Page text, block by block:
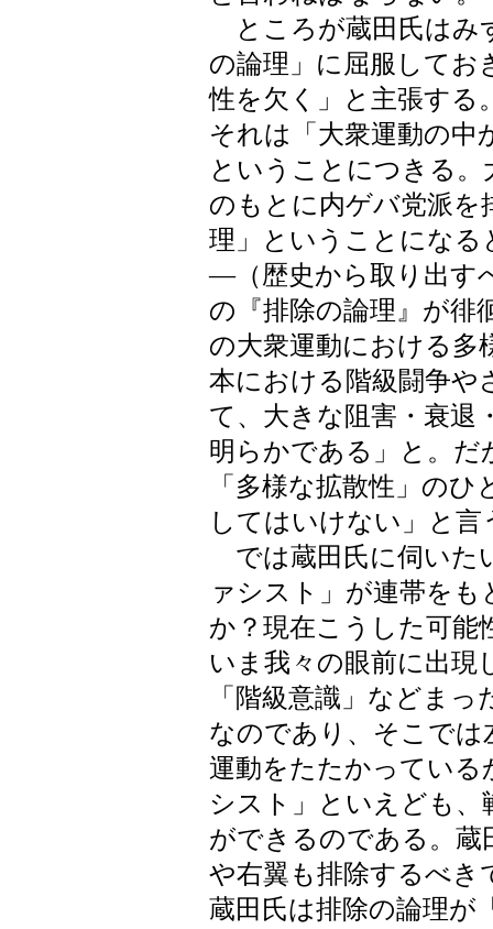
ところが蔵田氏はみ
の論理」に屈服してお
性を欠く」と主張する
それは「大衆運動の中
ということにつきる。
のもとに内ゲバ党派を
理」ということになる
―（歴史から取り出す
の『排除の論理』が徘
の大衆運動における多
本における階級闘争や
て、大きな阻害・衰退
明らかである」と。だ
「多様な拡散性」の
してはいけない」と言
では蔵田氏に伺いた
ァシスト」が連帯を
か？現在こうした可能
いま我々の眼前に出現
「階級意識」などま
なのであり、そこでは
運動をたたかっている
シスト」といえども、
ができるのである。
や右翼も排除するべき
蔵田氏は排除の論理が